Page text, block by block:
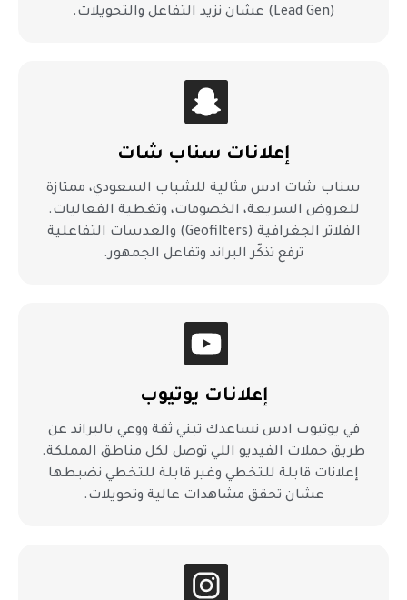
(Lead Gen) عشان نزيد التفاعل والتحويلات.
إعلانات سناب شات
سناب شات ادس مثالية للشباب السعودي، ممتازة
للعروض السريعة، الخصومات، وتغطية الفعاليات.
الفلاتر الجغرافية (Geofilters) والعدسات التفاعلية
ترفع تذكّر البراند وتفاعل الجمهور.
إعلانات يوتيوب
في يوتيوب ادس نساعدك تبني ثقة ووعي بالبراند عن
طريق حملات الفيديو اللي توصل لكل مناطق المملكة.
إعلانات قابلة للتخطي وغير قابلة للتخطي نضبطها
عشان تحقق مشاهدات عالية وتحويلات.